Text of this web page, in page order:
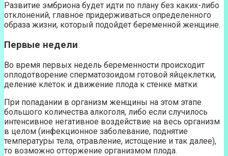
Развитие эмбриона будет идти по плану без каких-либо
отклонений, главное придерживаться определенного
образа жизни, который подойдет беременной женщине.
Первые недели
Во время первых недель беременности происходит
оплодотворение сперматозоидом готовой яйцеклетки,
деление клеток и движение плода к стенке матки.
При попадании в организм женщины на этом этапе
большого количества алкоголя, либо если случилось
интенсивное негативное воздействие на весь организм
в целом (инфекционное заболевание, поднятие
температуры тела, отравление, истощение и так далее),
то возможно отторжение организмом плода.